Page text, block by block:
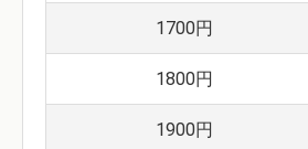
1700円
1800円
1900円